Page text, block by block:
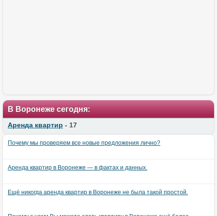
В Воронеже сегодня:
Аренда квартир - 17
Почему мы проверяем все новые предложения лично?
Аренда квартир в Воронеже — в фактах и данных.
Ещё никогда аренда квартир в Воронеже не была такой простой.